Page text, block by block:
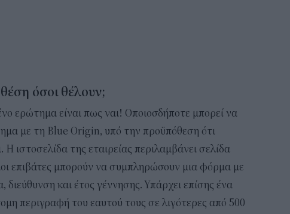
όσοι θέλουν;
ερώτημα είναι πως ναι! Οποιοσδήποτε μπορεί να
με τη Blue Origin, υπό την προϋπόθεση ότι
Η ιστοσελίδα της εταιρείας περιλαμβάνει σελίδα
επιβάτες μπορούν να συμπληρώσουν μια φόρμα με
διεύθυνση και έτος γέννησης. Υπάρχει επίσης ένα
περιγραφή του εαυτού τους σε λιγότερες από 500